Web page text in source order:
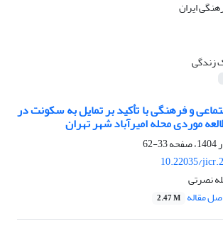
زندگی
و فرهنگی با تأکید بر تمایل به سکونت در
موردی محله امیرآباد شهر تهران
33-62
10.22035/
نصرتی
مقاله 2.47 M